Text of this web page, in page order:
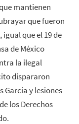
mantienen
que fueron
que el 19 de
de México
la ilegal
dispararon
García y lesiones
los Derechos